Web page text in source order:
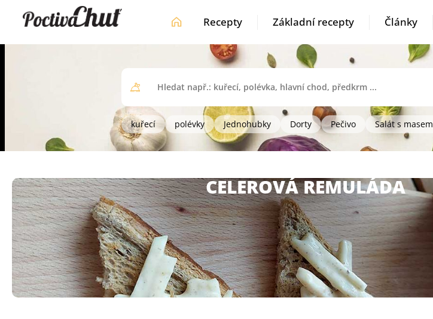
Recepty Základní recepty Články
kuřecí polévky Jednohubky Dorty Pečivo Salát s masem
CELEROVÁ REMULÁDA